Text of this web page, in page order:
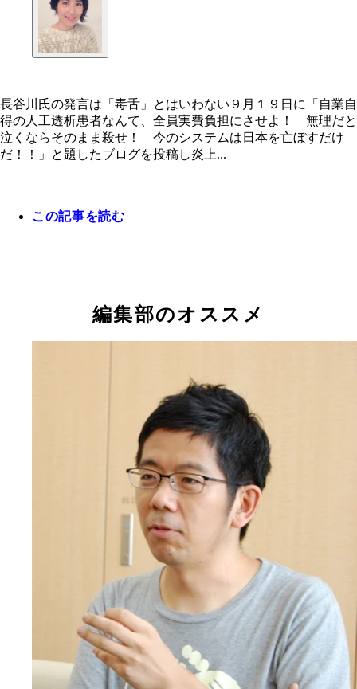
長谷川氏の発言は「毒舌」とはいわない
長谷川氏の発言は「毒舌」とはいわない９月１９日に「自業自
得の人工透析患者なんて、全員実費負担にさせよ！ 無理だと
泣くならそのまま殺せ！ 今のシステムは日本を亡ぼすだけ
だ！！」と題したブログを投稿し炎上...
この記事を読む
編集部のオススメ